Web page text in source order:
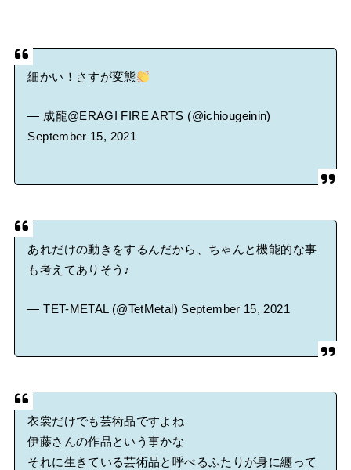
細かい！さすが変態
— 成龍@ERAGI FIRE ARTS (@ichiougeinin)
September 15, 2021
あれだけの動きをするんだから、ちゃんと機能的な事
も考えてありそう♪
— TET-METAL (@TetMetal) September 15, 2021
衣裳だけでも芸術品ですよね
伊藤さんの作品という事かな
それに生きている芸術品と呼べるふたりが身に纏って